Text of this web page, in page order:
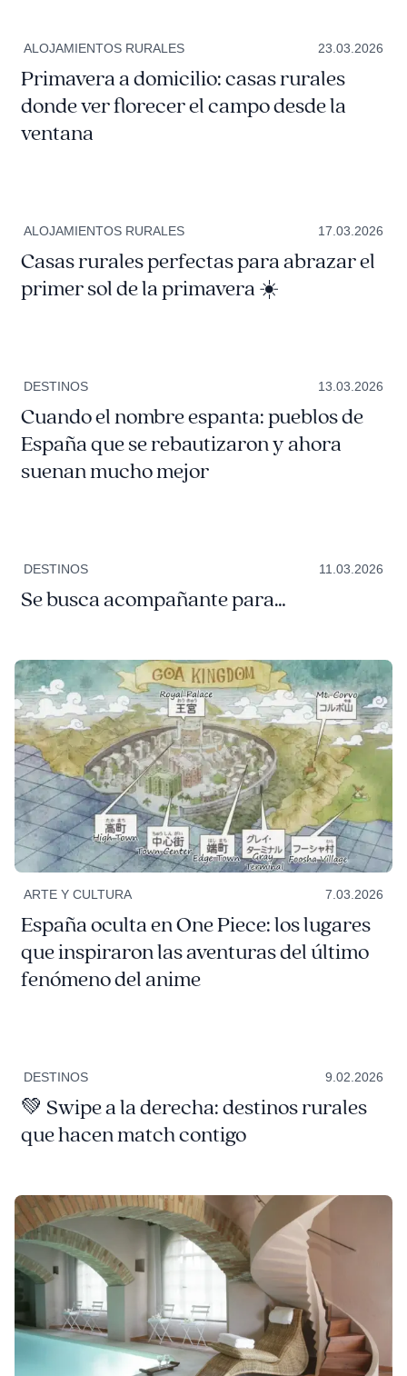
ALOJAMIENTOS RURALES 23.03.2026
Primavera a domicilio: casas rurales
donde ver florecer el campo desde la
ventana
ALOJAMIENTOS RURALES 17.03.2026
Casas rurales perfectas para abrazar el
primer sol de la primavera ☀️
DESTINOS 13.03.2026
Cuando el nombre espanta: pueblos de
España que se rebautizaron y ahora
suenan mucho mejor
DESTINOS 11.03.2026
Se busca acompañante para…
ARTE Y CULTURA 7.03.2026
España oculta en One Piece: los lugares
que inspiraron las aventuras del último
fenómeno del anime
DESTINOS 9.02.2026
💚 Swipe a la derecha: destinos rurales
que hacen match contigo